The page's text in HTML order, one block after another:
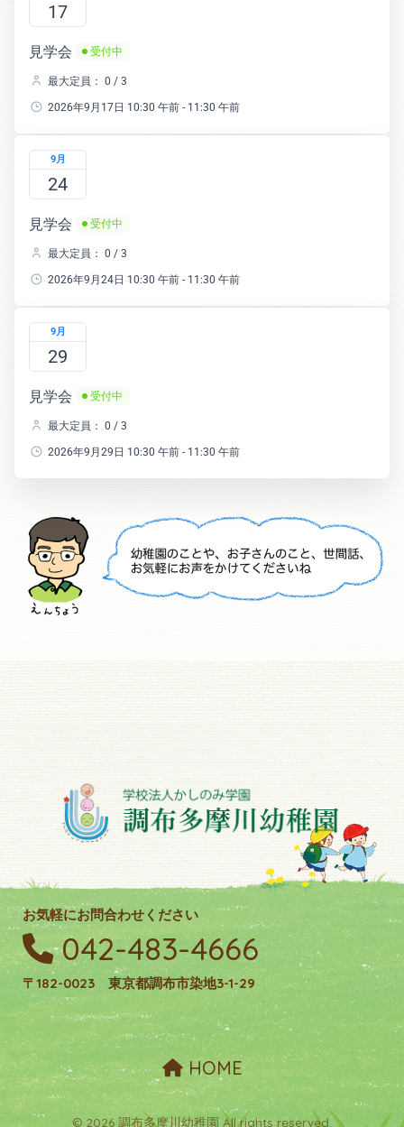
17
見学会 受付中
最大定員： 0 / 3
2026年9月17日 10:30 午前 - 11:30 午前
9月
24
見学会 受付中
最大定員： 0 / 3
2026年9月24日 10:30 午前 - 11:30 午前
9月
29
見学会 受付中
最大定員： 0 / 3
2026年9月29日 10:30 午前 - 11:30 午前
お気軽にお問合わせください
042-483-4666
〒182-0023 東京都調布市染地3-1-29
HOME
© 2026 調布多摩川幼稚園 All rights reserved.